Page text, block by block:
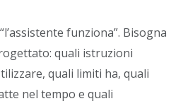
funziona”. Bisogna
quali istruzioni
quali limiti ha, quali
nel tempo e quali